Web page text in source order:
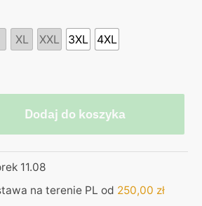
XL XXL 3XL 4XL
Dodaj do koszyka
11.08
na terenie PL od 250,00 zł